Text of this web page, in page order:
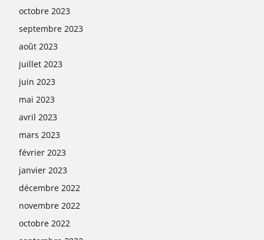
octobre 2023
septembre 2023
août 2023
juillet 2023
juin 2023
mai 2023
avril 2023
mars 2023
février 2023
janvier 2023
décembre 2022
novembre 2022
octobre 2022